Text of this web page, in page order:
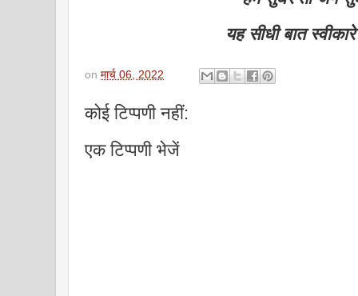
यह सीधी बात
on मार्च 06, 2022
कोई टिप्पणी नहीं:
एक टिप्पणी भेजें